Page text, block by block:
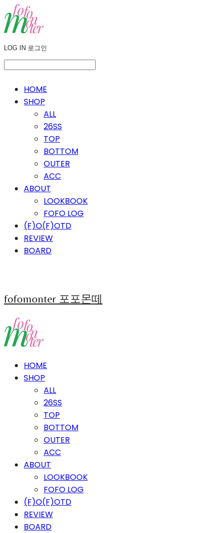
LOG IN 로그인
HOME
SHOP
ALL
26SS
TOP
BOTTOM
OUTER
ACC
ABOUT
LOOKBOOK
FOFO LOG
(F)O(F)OTD
REVIEW
BOARD
fofomonter 포포몬떼
HOME
SHOP
ALL
26SS
TOP
BOTTOM
OUTER
ACC
ABOUT
LOOKBOOK
FOFO LOG
(F)O(F)OTD
REVIEW
BOARD